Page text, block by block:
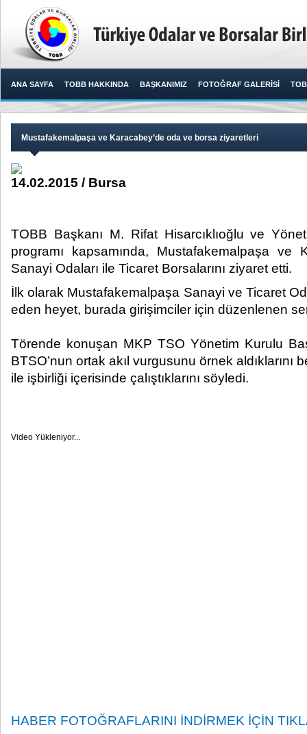
ANA SAYFA TOBB HAKKINDA BAŞKANIMIZ FOTOĞRAF GALERİSİ
Mustafakemalpaşa ve Karacabey’de oda ve borsa ziyaretleri
14.02.2015 / Bursa
TOBB Başkanı M. Rifat Hisarcıklıoğlu ve
programı kapsamında, Mustafakemalpaşa ve
Sanayi Odaları ile Ticaret Borsalarını ziyaret etti.​
İlk olarak Mustafakemalpaşa Sanayi ve Ticaret
eden heyet, burada girişimciler için düzenlenen
Törende konuşan MKP TSO Yönetim Kurulu
BTSO’nun ortak akıl vurgusunu örnek aldıklarını
ile işbirliği içerisinde çalıştıklarını söyledi.
Video Yükleniyor...
HABER FOTOĞRAFLARINI İNDİRMEK İÇİN